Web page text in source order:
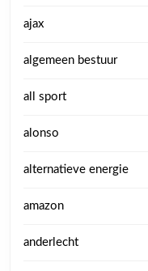
ajax
algemeen bestuur
all sport
alonso
alternatieve energie
amazon
anderlecht